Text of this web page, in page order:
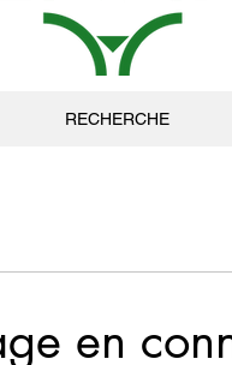
RECHERCHE
en